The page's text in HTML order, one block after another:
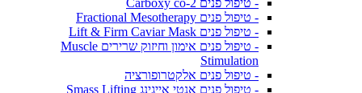
- טיפול פנים Carboxy co-2
- טיפול פנים Fractional Mesotherapy
- טיפול פנים Lift & Firm Caviar Mask
- טיפול פנים אימון וחיזוק שרירים Muscle
Stimulation
- טיפול פנים אלקטרופורציה
- טיפול פנים אנטי אייגינג Smass Lifting